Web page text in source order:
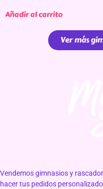
Añadir al carrito
Ver más
Vendemos gimnasios y
hacer tus pedidos